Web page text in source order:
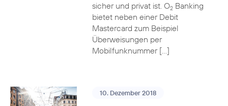
sicher und privat ist. O2Banking
bietet neben einer Debit
Mastercard zum Beispiel
Überweisungen per
Mobilfunknummer […]
10. Dezember 2018